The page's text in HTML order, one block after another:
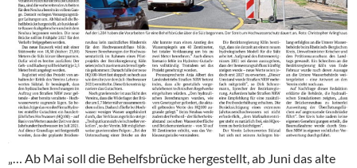
„… Ab Mai soll die Behelfsbrücke hergestellt, ab Juni das alte